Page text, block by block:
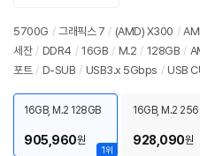
5700G / 그래픽스 7 / (AMD) X300 /
세잔 / DDR4 / 16GB / M.2 / 128GB /
포트 / D-SUB / USB3.x 5Gbps / USB
1위
16GB, M.2 128GB
905,960원
16GB, M.2
928,090원